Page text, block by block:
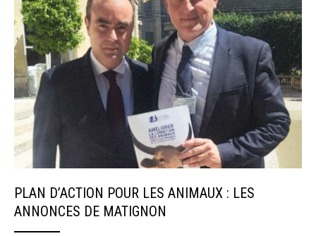
PLAN D’ACTION POUR LES ANIMAUX : LES
ANNONCES DE MATIGNON